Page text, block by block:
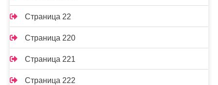
Страница 22
Страница 220
Страница 221
Страница 222